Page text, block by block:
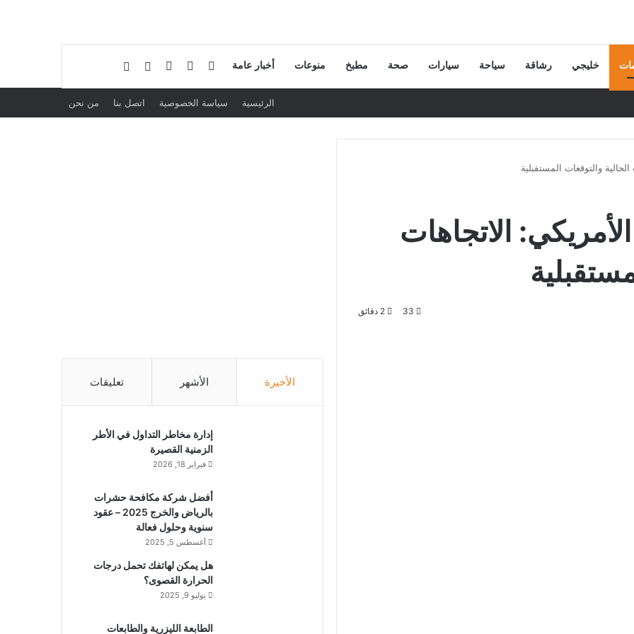
خليجي رشاقة سياحة سيارات صحة مطبخ منوعات أخبار عامة فيسبوكلينكدإن إضافة عمود جانبي
الرئيسية سياسة الخصوصية اتصل بنا من نحن
والتوقعات المستقبلية
الاتجاهات
33
الأخيرة الأشهر تعليقات
إدارة مخاطر التداول في الأطر
الزمنية القصيرة
فبراير 18, 2026
أفضل شركة مكافحة حشرات
بالرياض والخرج 2025 – عقود
سنوية وحلول فعالة
أغسطس 5, 2025
هل يمكن لهاتفك تحمل درجات
الحرارة القصوى؟
يوليو 9, 2025
الطابعة الليزرية والطابعات